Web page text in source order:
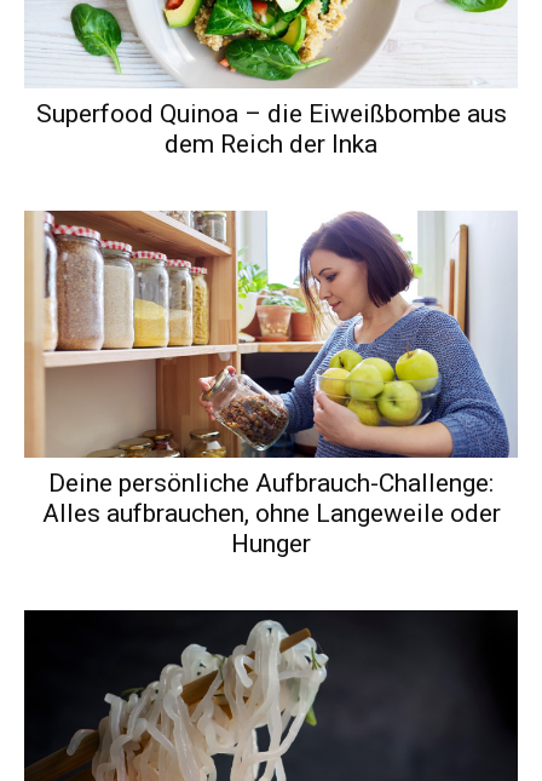
Superfood Quinoa – die Eiweißbombe aus
dem Reich der Inka
Deine persönliche Aufbrauch-Challenge:
Alles aufbrauchen, ohne Langeweile oder
Hunger